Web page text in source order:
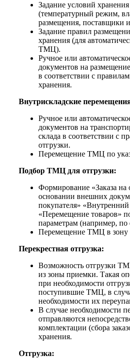
Задание условий
(температурный режим,
размещения, поставщики
Задание правил
хранения (для
ТМЦ).
Ручное или
документов на
в соответствии с
хранения.
Внутрискладские
Ручное или
документов на
склада в соответствии с
отгрузки.
Перемещение ТМЦ по
Подбор ТМЦ для отгрузки:
Формирование «Заказа на
основании внешних
покупателя» «Внутренний
«Перемещение товаров»
параметрам (например, по
Перемещение ТМЦ в зону
Перекрестная отгрузка:
Возможность отгрузки
из зоны приемки. Такая
при необходимости
поступившие ТМЦ, в
необходимости их
В случае необходимости
отправляются
комплектации (сбора
хранения.
Отгрузка: